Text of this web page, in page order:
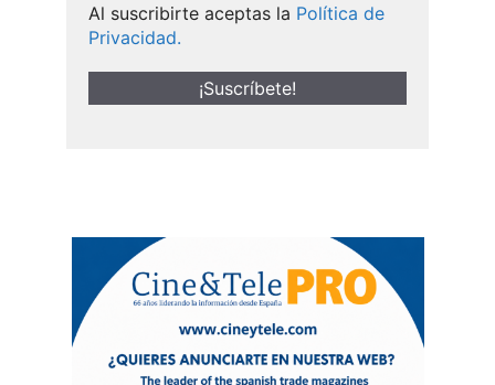
Al suscribirte aceptas la Política de
Privacidad.